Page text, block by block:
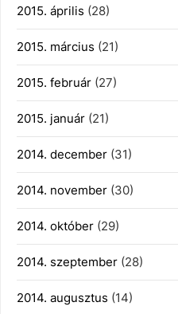
2015. április (28)
2015. március (21)
2015. február (27)
2015. január (21)
2014. december (31)
2014. november (30)
2014. október (29)
2014. szeptember (28)
2014. augusztus (14)